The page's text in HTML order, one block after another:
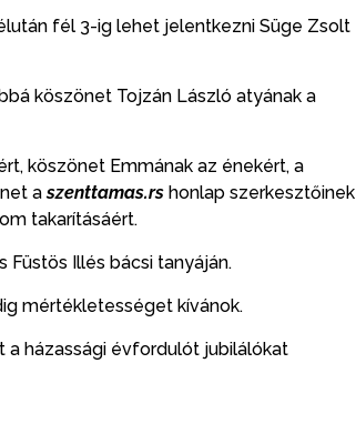
fél 3-ig lehet jelentkezni Süge Zsolt
köszönet Tojzán László atyának a
köszönet Emmának az énekért, a
aszenttamas.rs honlap szerkesztőinek
takarításáért.
Füstös Illés bácsi tanyáján.
mértékletességet kívánok.
a házassági évfordulót jubilálókat